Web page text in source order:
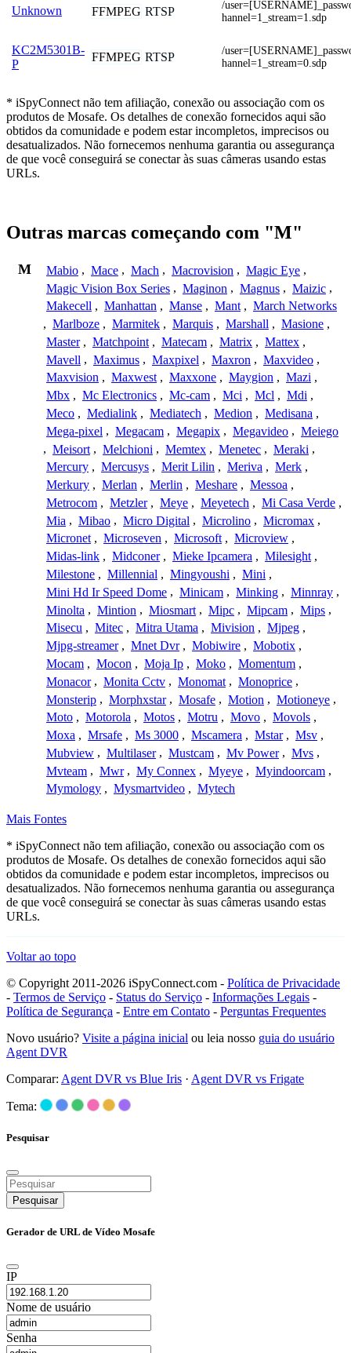
Unknown FFMPEG RTSP
/
hannel=1_stream=1.sdp
KC2M5301B-
P
FFMPEG RTSP
/
hannel=1_stream=0.sdp
* iSpyConnect não tem afiliação, conexão ou associação com os
produtos de Mosafe. Os detalhes de conexão fornecidos aqui são
obtidos da comunidade e podem estar incompletos, imprecisos ou
desatualizados. Não fornecemos nenhuma garantia ou assegurança
de que você conseguirá se conectar às suas câmeras usando estas
URLs.
Outras marcas começando com "M"
M Mabio , Mace , Mach , Macrovision , Magic Eye ,
Magic Vision Box Series , Maginon , Magnus , Maizic ,
Makecell , Manhattan , Manse , Mant , March Networks
, Marlboze , Marmitek , Marquis , Marshall , Masione ,
Master , Matchpoint , Matecam , Matrix , Mattex ,
Mavell , Maximus , Maxpixel , Maxron , Maxvideo ,
Maxvision , Maxwest , Maxxone , Maygion , Mazi ,
Mbx , Mc Electronics , Mc-cam , Mci , Mcl , Mdi ,
Meco , Medialink , Mediatech , Medion , Medisana ,
Mega-pixel , Megacam , Megapix , Megavideo , Meiego
, Meisort , Melchioni , Memtex , Menetec , Meraki ,
Mercury , Mercusys , Merit Lilin , Meriva , Merk ,
Merkury , Merlan , Merlin , Meshare , Messoa ,
Metrocom , Metzler , Meye , Meyetech , Mi Casa Verde ,
Mia , Mibao , Micro Digital , Microlino , Micromax ,
Micronet , Microseven , Microsoft , Microview ,
Midas-link , Midconer , Mieke Ipcamera , Milesight ,
Milestone , Millennial , Mingyoushi , Mini ,
Mini Hd Ir Speed Dome , Minicam , Minking , Minnray ,
Minolta , Mintion , Miosmart , Mipc , Mipcam , Mips ,
Misecu , Mitec , Mitra Utama , Mivision , Mjpeg ,
Mjpg-streamer , Mnet Dvr , Mobiwire , Mobotix ,
Mocam , Mocon , Moja Ip , Moko , Momentum ,
Monacor , Monita Cctv , Monomat , Monoprice ,
Monsterip , Morphxstar , Mosafe , Motion , Motioneye ,
Moto , Motorola , Motos , Motru , Movo , Movols ,
Moxa , Mrsafe , Ms 3000 , Mscamera , Mstar , Msv ,
Mubview , Multilaser , Mustcam , Mv Power , Mvs ,
Mvteam , Mwr , My Connex , Myeye , Myindoorcam ,
Mymology , Mysmartvideo , Mytech
Mais Fontes
* iSpyConnect não tem afiliação, conexão ou associação com os
produtos de Mosafe. Os detalhes de conexão fornecidos aqui são
obtidos da comunidade e podem estar incompletos, imprecisos ou
desatualizados. Não fornecemos nenhuma garantia ou assegurança
de que você conseguirá se conectar às suas câmeras usando estas
URLs.
Voltar ao topo
© Copyright 2011-2026 iSpyConnect.com - Política de Privacidade
- Termos de Serviço - Status do Serviço - Informações Legais -
Política de Segurança - Entre em Contato - Perguntas Frequentes
Novo usuário? Visite a página inicial ou leia nosso guia do usuário
Agent DVR
Comparar: Agent DVR vs Blue Iris · Agent DVR vs Frigate
Tema:
Pesquisar
Pesquisar
Gerador de URL de Vídeo Mosafe
IP
Nome de usuário
Senha